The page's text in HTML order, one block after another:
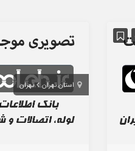
استان تهران تهران